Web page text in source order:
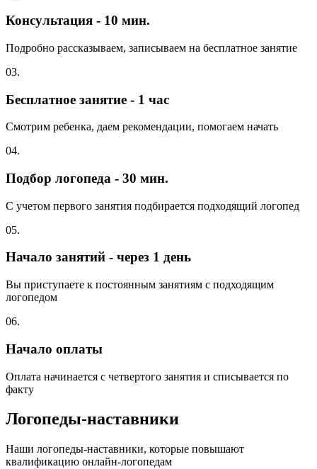
Консультация - 10 мин.
Подробно рассказываем, записываем на бесплатное занятие
03.
Бесплатное занятие - 1 час
Смотрим ребенка, даем рекомендации, помогаем начать
04.
Подбор логопеда - 30 мин.
С учетом первого занятия подбирается подходящий логопед
05.
Начало занятий - через 1 день
Вы приступаете к постоянным занятиям с подходящим
логопедом
06.
Начало оплаты
Оплата начинается с четвертого занятия и списывается по
факту
Логопеды-наставники
Наши логопеды-наставники, которые повышают
квалификацию онлайн-логопедам